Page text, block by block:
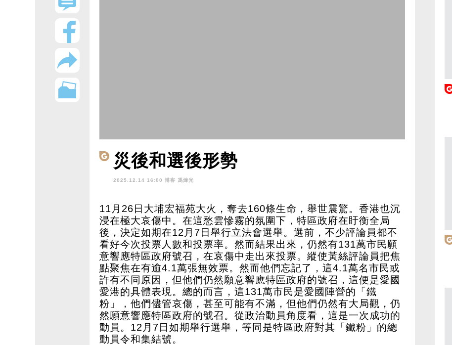
災後和選後形勢
2025.12.14 16:00 博客 馮煒光
11月26日大埔宏福苑大火，奪去160條生命，舉世震驚。香港也沉
浸在極大哀傷中。在這愁雲慘霧的氛圍下，特區政府在盱衡全局
後，決定如期在12月7日舉行立法會選舉。選前，不少評論員都不
看好今次投票人數和投票率。然而結果出來，仍然有131萬市民願
意響應特區政府號召，在哀傷中走出來投票。縱使黃絲評論員把焦
點聚焦在有逾4.1萬張無效票。然而他們忘記了，這4.1萬名市民或
許有不同原因，但他們仍然願意響應特區政府的號召，這便是愛國
愛港的具體表現。總的而言，這131萬市民是愛國陣營的「鐵
粉」，他們儘管哀傷，甚至可能有不滿，但他們仍然有大局觀，仍
然願意響應特區政府的號召。從政治動員角度看，這是一次成功的
動員。12月7日如期舉行選舉，等同是特區政府對其「鐵粉」的總
動員令和集結號。